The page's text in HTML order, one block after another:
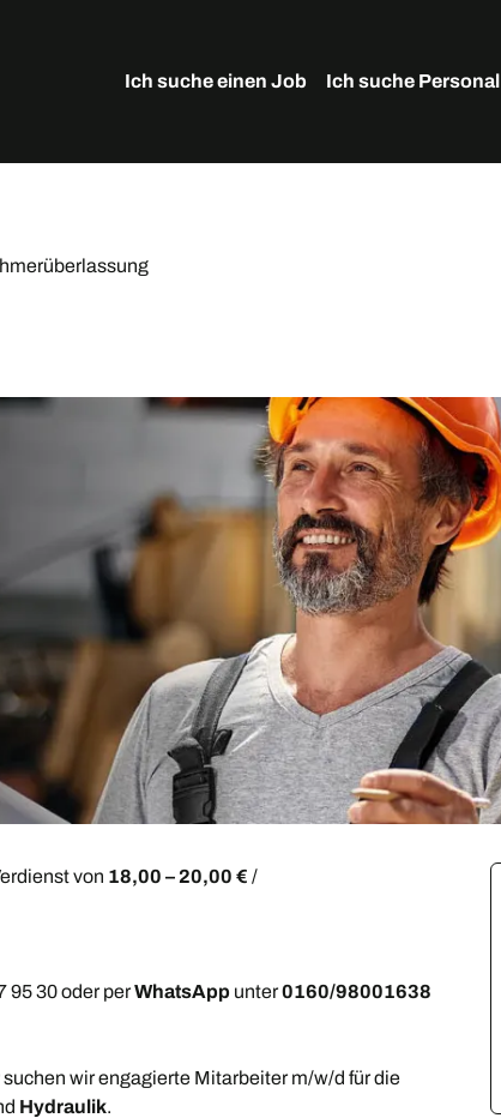
Ich suche einen Job Ich suche Personal
von 18,00 – 20,00 € /
95 30 oder perWhatsApp unter0160/98001638
suchen wir engagierte Mitarbeiter m/w/d für die
Hydraulik.